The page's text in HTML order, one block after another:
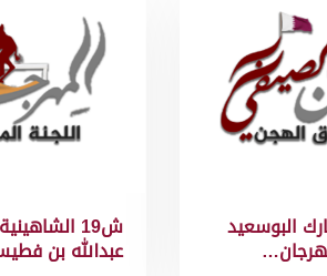
البوسعيد ش19
عبدالله بن